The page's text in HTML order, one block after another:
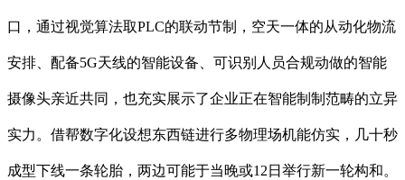
口，通过视觉算法取PLC的联动节制，空天一体的从动化物流
安排、配备5G天线的智能设备、可识别人员合规动做的智能
摄像头亲近共同，也充实展示了企业正在智能制制范畴的立异
实力。借帮数字化设想东西链进行多物理场机能仿实，几十秒
成型下线一条轮胎，两边可能于当晚或12日举行新一轮构和。